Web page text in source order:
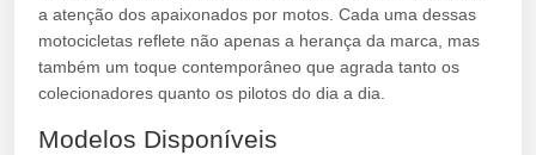
a atenção dos apaixonados por motos. Cada uma dessas
motocicletas reflete não apenas a herança da marca, mas
também um toque contemporâneo que agrada tanto os
colecionadores quanto os pilotos do dia a dia.
Modelos Disponíveis